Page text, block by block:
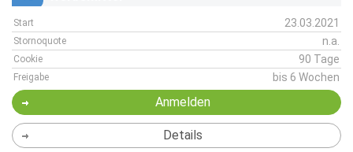
Start 23.03.2021
Stornoquote n.a.
Cookie 90 Tage
Freigabe bis 6 Wochen
Anmelden
Details